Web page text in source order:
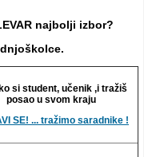
najbolji izbor?
si student, učenik ,i tražiš
posao u svom kraju
SE! ... tražimo saradnike !